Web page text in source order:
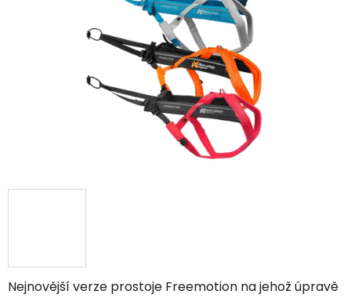
Nejnovější verze prostoje Freemotion na jehož úpravě